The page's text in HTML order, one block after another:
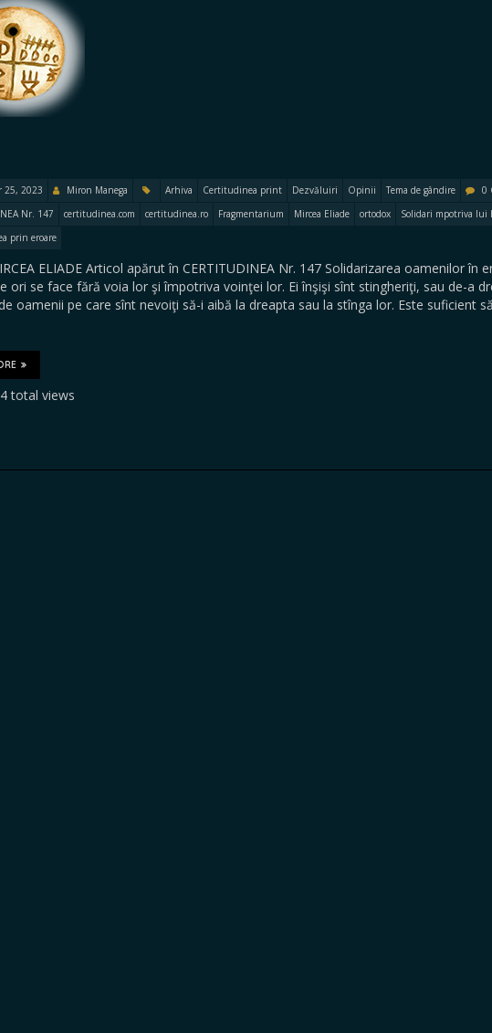
25, 2023 Miron Manega Arhiva Certitudinea print Dezvăluiri Opinii Tema de gândire
0
Nr. 147
certitudinea.com certitudinea.ro Fragmentarium Mircea Eliade ortodox
Solidari mpotriva lui
prin eroare
ELIADE Articol apărut în CERTITUDINEA Nr. 147 Solidarizarea oamenilor în
ori se face fără voia lor şi împotriva voinţei lor. Ei înşişi sînt stingheriţi, sau de-a
oamenii pe care sînt nevoiţi să-i aibă la dreapta sau la stînga lor. Este suficient
total views